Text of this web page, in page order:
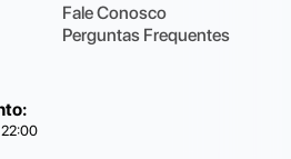
Fale Conosco
Perguntas Frequentes
: